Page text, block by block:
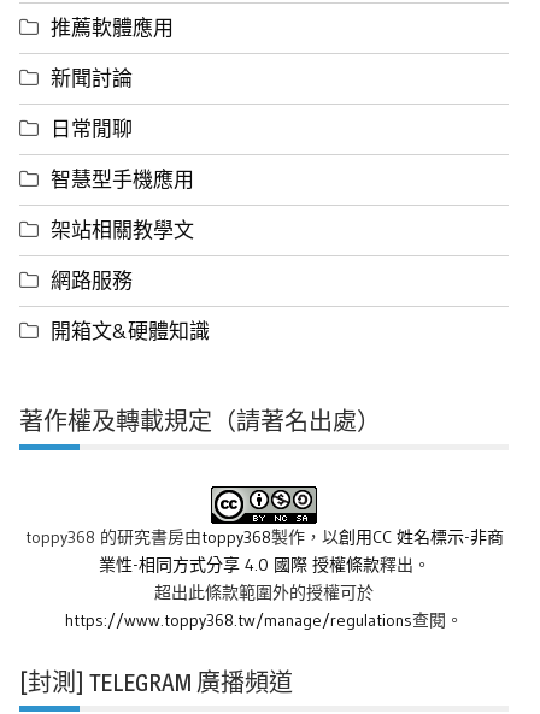
推薦軟體應用
新聞討論
日常閒聊
智慧型手機應用
架站相關教學文
網路服務
開箱文&硬體知識
著作權及轉載規定（請著名出處）
toppy368 的研究書房由toppy368製作，以創用CC 姓名標示-非商
業性-相同方式分享 4.0 國際 授權條款釋出。
超出此條款範圍外的授權可於
https://www.toppy368.tw/manage/regulations查閱。
[封測] TELEGRAM 廣播頻道